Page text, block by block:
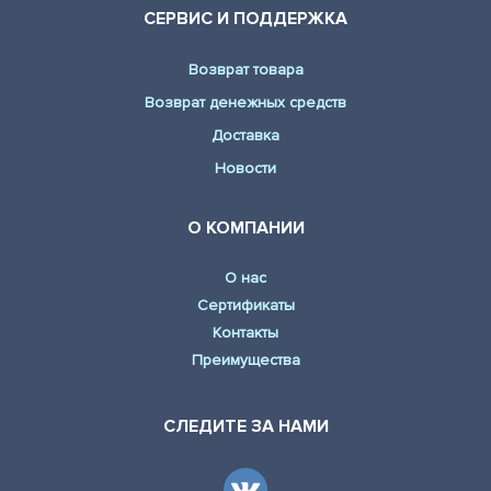
СЕРВИС И ПОДДЕРЖКА
Возврат товара
Возврат денежных средств
Доставка
Новости
О КОМПАНИИ
О нас
Сертификаты
Контакты
Преимущества
СЛЕДИТЕ ЗА НАМИ